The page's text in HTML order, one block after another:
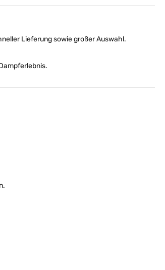
Lieferung sowie großer Auswahl.